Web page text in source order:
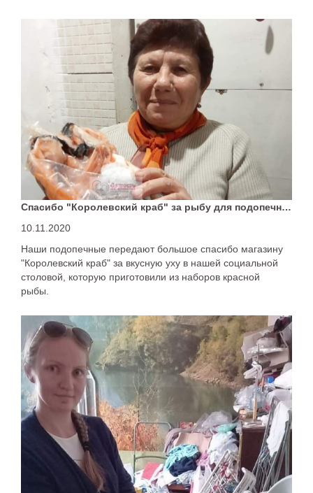
Спасибо "Королевский краб" за рыбу для подопечных
10.11.2020
Наши подопечные передают большое спасибо магазину
"Королевский краб" за вкусную уху в нашей социальной
столовой, которую приготовили из наборов красной
рыбы.